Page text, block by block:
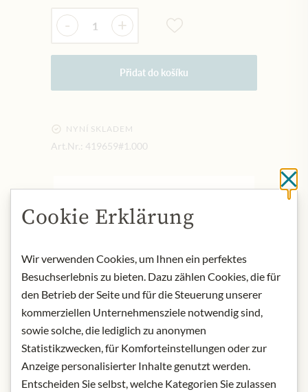
Množství
- +
Přidat do košíku
NYNÍ SKLADEM
Art.Nr.: 419659#1.000
Product name: Mint sauce
Storage: Refrigerate once opened.
Contact: D.B. Ramsden & Company
Limited, Adam Smith Street, Grimsby,
South Humberside, DN31 1SJ, United
* Wir bitten um Verständnis, dass das
Produktdesign von der Abbildung
abweichen kann.
Cookie Erklärung
Wir verwenden Cookies, um Ihnen ein perfektes
Besuchserlebnis zu bieten. Dazu zählen Cookies, die für
den Betrieb der Seite und für die Steuerung unserer
kommerziellen Unternehmensziele notwendig sind,
sowie solche, die lediglich zu anonymen
Statistikzwecken, für Komforteinstellungen oder zur
Anzeige personalisierter Inhalte genutzt werden.
Entscheiden Sie selbst, welche Kategorien Sie zulassen